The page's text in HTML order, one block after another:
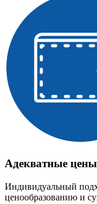
Адекватные цены
Индивидуальный
ценообразованию и